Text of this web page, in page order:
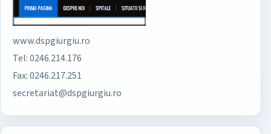
www.dspgiurgiu.ro
Tel: 0246.214.176
Fax: 0246.217.251
secretariat@dspgiurgiu.ro